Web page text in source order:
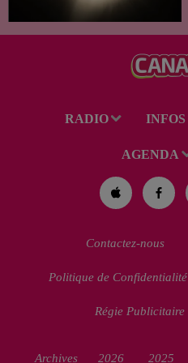
RADIO INFOS
AGENDA
Contactez-nous
Politique de Confidentialité
Régie Publicitaire
Archives 2026 2025